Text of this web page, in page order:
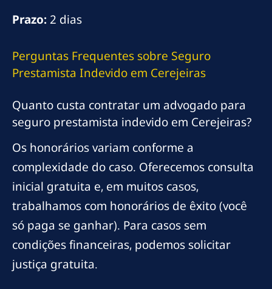
Prazo: 2 dias
Perguntas Frequentes sobre Seguro
Prestamista Indevido em Cerejeiras
Quanto custa contratar um advogado para
seguro prestamista indevido em Cerejeiras?
Os honorários variam conforme a
complexidade do caso. Oferecemos consulta
inicial gratuita e, em muitos casos,
trabalhamos com honorários de êxito (você
só paga se ganhar). Para casos sem
condições financeiras, podemos solicitar
justiça gratuita.